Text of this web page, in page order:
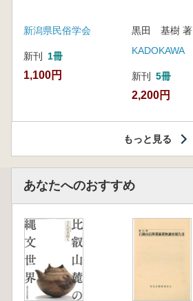
新潟県民俗学会
新刊 1冊
1,100円
黒田 基樹 著
KADOKAWA
新刊 5冊
2,200円
もっと見る
あなたへのおすすめ